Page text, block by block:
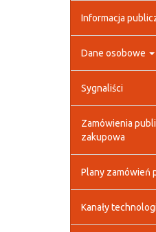
Informacja
Dane osobowe
Sygnaliści
Zamówienia
zakupowa
Plany zamówień
Kanały